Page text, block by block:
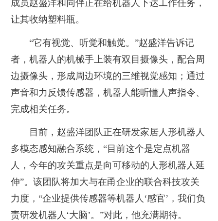
成员赵盛洋和同伴正在给机器人下达工作任务，
让其收纳塑料瓶。
“它有视觉、听觉和触觉。”赵盛洋告诉记
者，机器人的机械手上装有双目摄像头，配合周
边摄像头，形成周边环境的三维视觉感知；通过
声音和力反馈传感器，机器人能听懂人声指令、
完成相关任务。
目前，赵盛洋团队正在研发家居人形机器人
多模态感知融合系统，“目前这个是定点机器
人，今年的攻关重点是向可移动的人形机器人延
伸”。该团队将加大与在甬企业的联合科技攻关
力度，“企业提供传感器等机器人‘感官’，我们负
责研发机器人‘大脑’。”对此，他充满期待。